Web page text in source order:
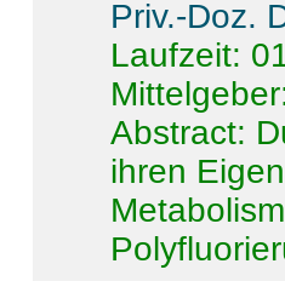
Priv.-Doz.
Laufzeit:
Abstract:
ihren